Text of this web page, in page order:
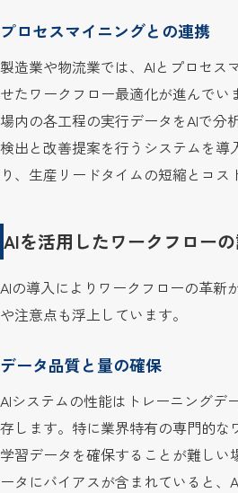
プロセスマイニングとの連携
製造業や物流業では、AIとプロセス
せたワークフロー最適化が進んでい
場内の各工程の実行データをAIで分
検出と改善提案を行うシステムを導
り、生産リードタイムの短縮とコス
AIを活用したワークフロー
AIの導入によりワークフローの革新
や注意点も浮上しています。
データ品質と量の確保
AIシステムの性能はトレーニングデ
存します。特に業界特有の専門的な
学習データを確保することが難し
ータにバイアスが含まれていると、